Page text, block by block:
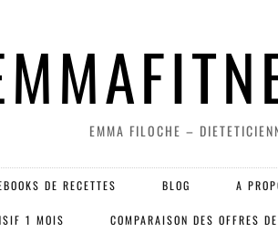
EMMA FILOCHE –
DE RECETTES BLOG A
1 MOIS COMPARAISON DES OFFRES